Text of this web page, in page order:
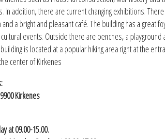
In addition, there are current changing exhibitions.
a bright and pleasant café. The building has a great
events. Outside there are benches, a playground
is located at a popular hiking area right at the
center of Kirkenes
Kirkenes
at 09.00-15.00.